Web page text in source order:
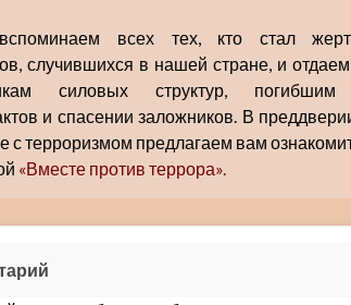
всех тех, кто стал
случившихся в нашей стране, и
силовых структур,
и спасении заложников. В
с терроризмом предлагаем вам
«Вместе против террора».